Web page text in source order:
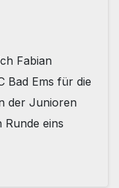
Fabian
Bad Ems für die
der Junioren
Runde eins